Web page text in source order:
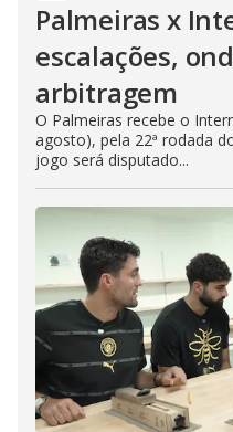
Palmeiras x
escalações,
arbitragem
O Palmeiras recebe o
agosto), pela 22ª rodada
jogo será disputado...